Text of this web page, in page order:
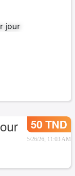
50 TND
5/26/26, 11:03 AM